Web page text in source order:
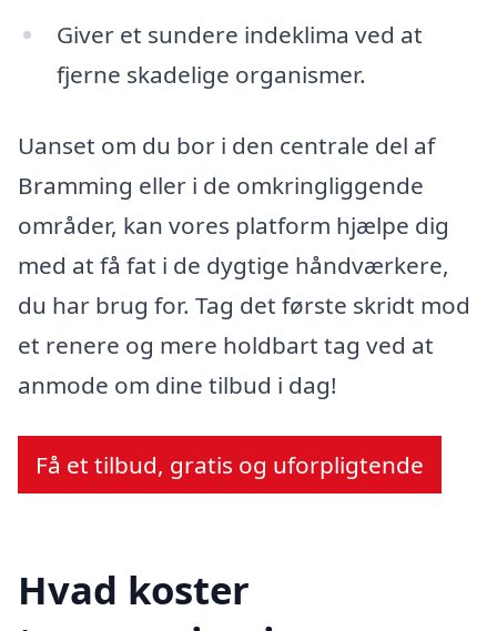
Giver et sundere indeklima ved at
fjerne skadelige organismer.
Uanset om du bor i den centrale del af
Bramming eller i de omkringliggende
områder, kan vores platform hjælpe dig
med at få fat i de dygtige håndværkere,
du har brug for. Tag det første skridt mod
et renere og mere holdbart tag ved at
anmode om dine tilbud i dag!
Få et tilbud, gratis og uforpligtende
Hvad koster